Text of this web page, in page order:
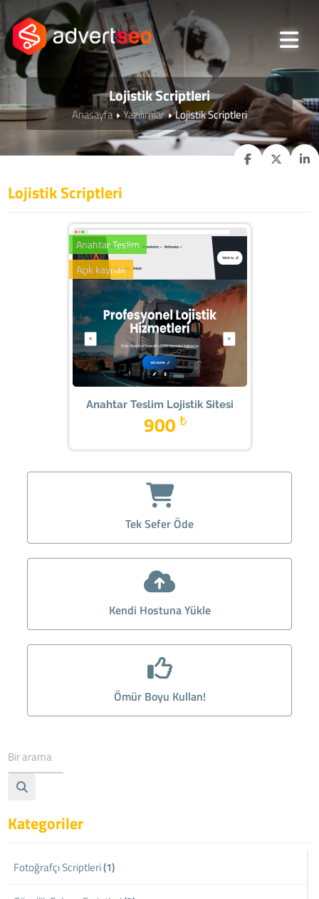
Lojistik Scriptleri
Anasayfa Yazılımlar Lojistik Scriptleri
Lojistik Scriptleri
Anahtar Teslim
Açık kaynak
Anahtar Teslim Lojistik Sitesi
₺
900
Tek Sefer Öde
Kendi Hostuna Yükle
Ömür Boyu Kullan!
Kategoriler
Fotoğrafçı Scriptleri(1)